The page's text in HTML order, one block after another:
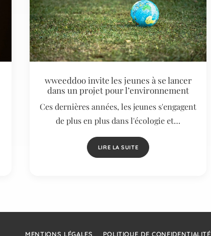
wweeddoo invite les jeunes à se lancer
dans un projet pour l’environnement
Ces dernières années, les jeunes s'engagent
de plus en plus dans l'écologie et…
LIRE LA SUITE
MENTIONS LÉGALES POLITIQUE DE CONFIDENTIALITÉ